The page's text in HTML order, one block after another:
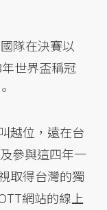
隊在決賽以
世界盃稱冠
越位，遠在台
參與這四年一
取得台灣的獨
網站的線上